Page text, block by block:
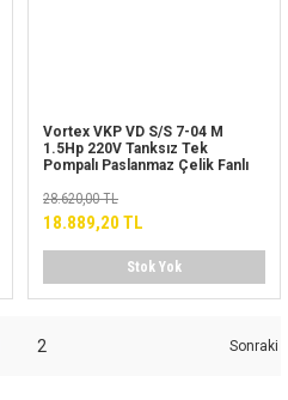
Vortex VKP VD S/S 7-04 M
1.5Hp 220V Tanksız Tek
Pompalı Paslanmaz Çelik Fanlı
28.620,00 TL
18.889,20 TL
Stok Yok
2